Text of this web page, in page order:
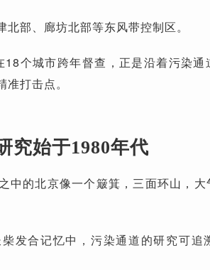
部、廊坊北部等东风带控制区。
个城市跨年督查，正是沿着污染通
打击点。
究始于1980年代
中的北京像一个簸箕，三面环山，
发合记忆中，污染通道的研究可追